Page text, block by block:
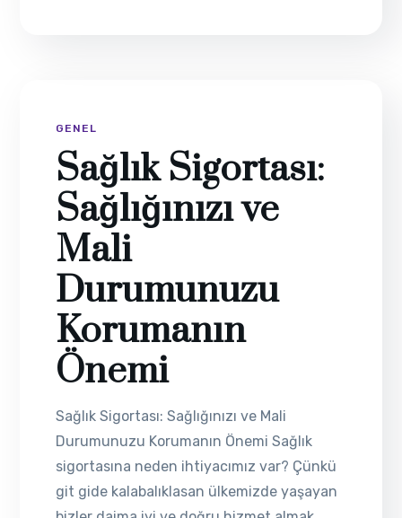
GENEL
Sağlık Sigortası:
Sağlığınızı ve
Mali
Durumunuzu
Korumanın
Önemi
Sağlık Sigortası: Sağlığınızı ve Mali
Durumunuzu Korumanın Önemi Sağlık
sigortasına neden ihtiyacımız var? Çünkü
git gide kalabalıklasan ülkemizde yaşayan